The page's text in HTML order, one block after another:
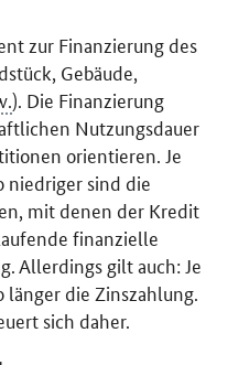
zur Finanzierung des
Gebäude,
). Die Finanzierung
Nutzungsdauer
orientieren. Je
niedriger sind die
mit denen der Kredit
finanzielle
Allerdings gilt auch: Je
länger die Zinszahlung.
sich daher.